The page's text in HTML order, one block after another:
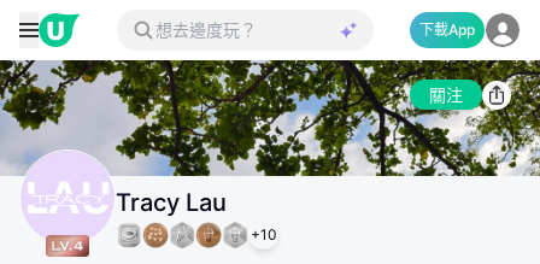
下載App
關注
Tracy Lau
+10